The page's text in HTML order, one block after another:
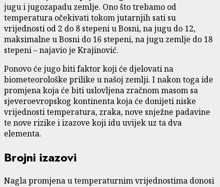
jugu i jugozapadu zemlje. Ono što trebamo od
temperatura očekivati tokom jutarnjih sati su
vrijednosti od 2 do 8 stepeni u Bosni, na jugu do 12,
maksimalne u Bosni do 16 stepeni, na jugu zemlje do 18
stepeni – najavio je Krajinović.
Ponovo će jugo biti faktor koji će djelovati na
biometeorološke prilike u našoj zemlji. I nakon toga ide
promjena koja će biti uslovljena zračnom masom sa
sjeveroevropskog kontinenta koja će donijeti niske
vrijednosti temperatura, zraka, nove snježne padavine
te nove rizike i izazove koji idu uvijek uz ta dva
elementa.
Brojni izazovi
Nagla promjena u temperaturnim vrijednostima donosi